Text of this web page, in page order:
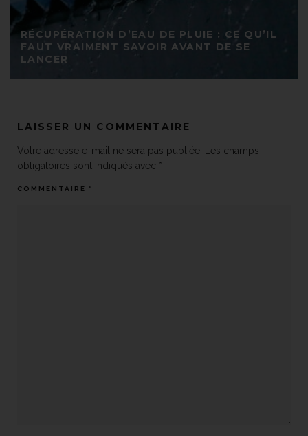
RÉCUPÉRATION D’EAU DE PLUIE : CE QU’IL
FAUT VRAIMENT SAVOIR AVANT DE SE
LANCER
LAISSER UN COMMENTAIRE
Votre adresse e-mail ne sera pas publiée. Les champs
obligatoires sont indiqués avec *
COMMENTAIRE *